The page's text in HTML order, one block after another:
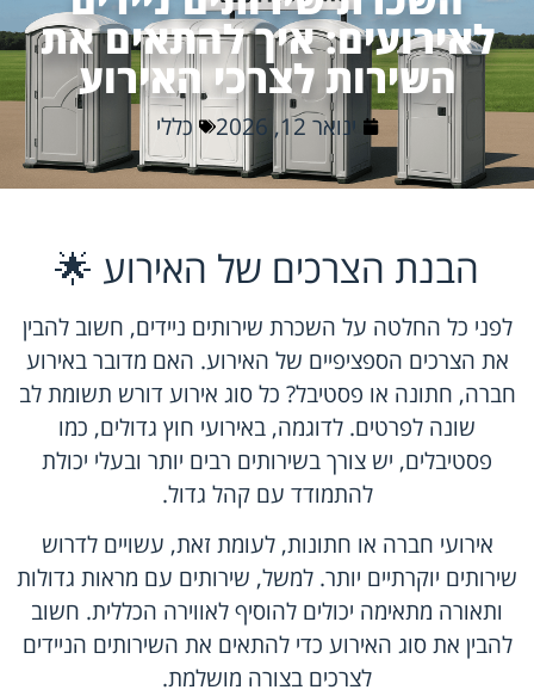
לאירועים: איך להתאים את
השירות לצרכי האירוע
ינואר 12, 2026 כללי
הבנת הצרכים של האירוע 🌟
לפני כל החלטה על השכרת שירותים ניידים, חשוב להבין
את הצרכים הספציפיים של האירוע. האם מדובר באירוע
חברה, חתונה או פסטיבל? כל סוג אירוע דורש תשומת לב
שונה לפרטים. לדוגמה, באירועי חוץ גדולים, כמו
פסטיבלים, יש צורך בשירותים רבים יותר ובעלי יכולת
להתמודד עם קהל גדול.
אירועי חברה או חתונות, לעומת זאת, עשויים לדרוש
שירותים יוקרתיים יותר. למשל, שירותים עם מראות גדולות
ותאורה מתאימה יכולים להוסיף לאווירה הכללית. חשוב
להבין את סוג האירוע כדי להתאים את השירותים הניידים
לצרכים בצורה מושלמת.